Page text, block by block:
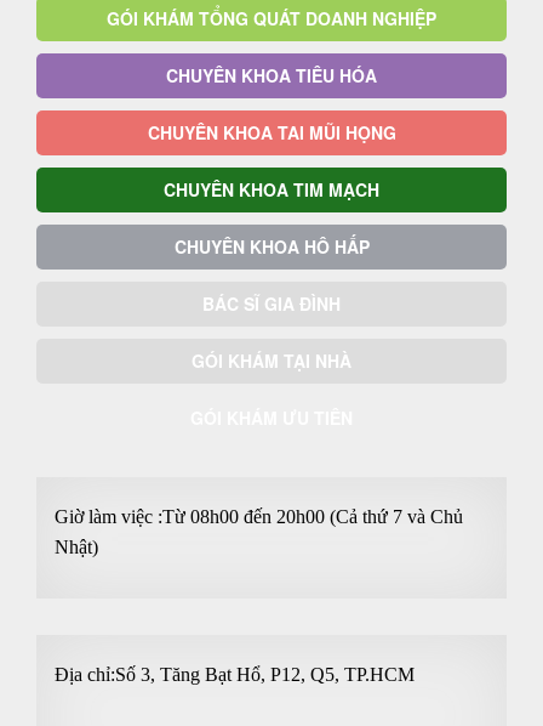
GÓI KHÁM TỔNG QUÁT DOANH NGHIỆP
CHUYÊN KHOA TIÊU HÓA
CHUYÊN KHOA TAI MŨI HỌNG
CHUYÊN KHOA TIM MẠCH
CHUYÊN KHOA HÔ HẤP
BÁC SĨ GIA ĐÌNH
GÓI KHÁM TẠI NHÀ
Giờ làm việc :Từ 08h00 đến 20h00 (Cả thứ 7 và Chủ
Nhật)
Địa chỉ:Số 3, Tăng Bạt Hổ, P12, Q5, TP.HCM